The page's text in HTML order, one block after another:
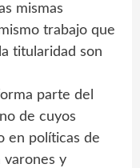
mismas
trabajo que
titularidad son
parte del
de cuyos
en políticas de
varones y